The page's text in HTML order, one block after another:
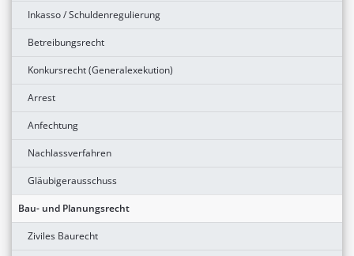
Inkasso / Schuldenregulierung
Betreibungsrecht
Konkursrecht (Generalexekution)
Arrest
Anfechtung
Nachlassverfahren
Gläubigerausschuss
Bau- und Planungsrecht
Ziviles Baurecht